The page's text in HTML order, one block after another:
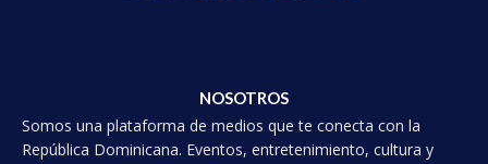
NOSOTROS
Somos una plataforma de medios que te conecta con la
República Dominicana. Eventos, entretenimiento, cultura y